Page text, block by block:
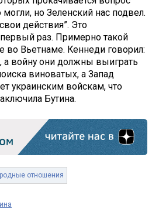
но Зеленский нас подвел.
действия”. Это
раз. Примерно такой
во Вьетнаме. Кеннеди говорил:
а войну они должны выиграть
виноватых, а Запад
украинским войскам, что
Бутина.
отношения